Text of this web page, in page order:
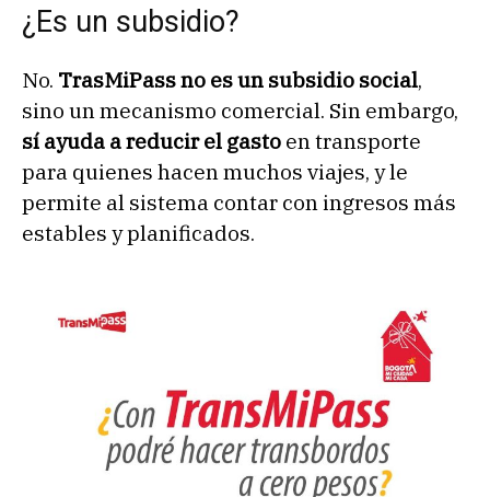
¿Es un subsidio?
No. TrasMiPass no es un subsidio social,
sino un mecanismo comercial. Sin embargo,
sí ayuda a reducir el gasto en transporte
para quienes hacen muchos viajes, y le
permite al sistema contar con ingresos más
estables y planificados.